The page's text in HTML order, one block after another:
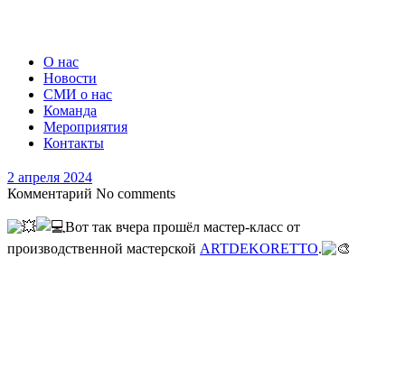
О нас
Новости
СМИ о нас
Команда
Мероприятия
Контакты
2 апреля 2024
Комментарий No comments
Вот так вчера прошёл мастер-класс от
производственной мастерской ARTDEKORETTO.